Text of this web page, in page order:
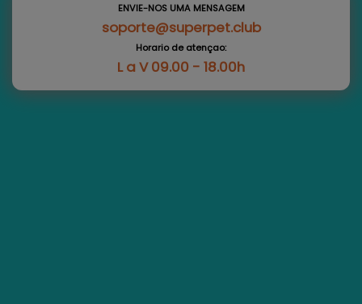
ENVIE-NOS UMA MENSAGEM
soporte@superpet.club
Horario de atençao:
L a V 09.00 - 18.00h